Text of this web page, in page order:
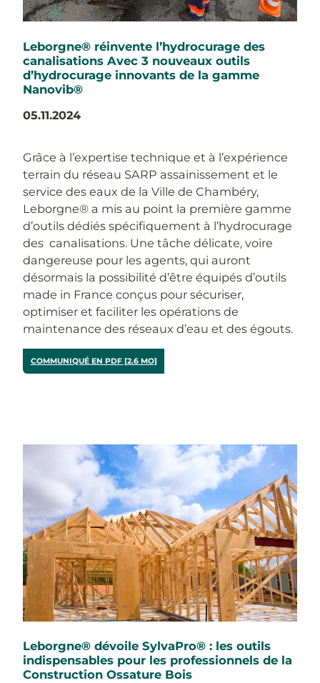
Leborgne® réinvente l’hydrocurage des
canalisations Avec 3 nouveaux outils
d’hydrocurage innovants de la gamme
Nanovib®
05.11.2024
Grâce à l’expertise technique et à l’expérience
terrain du réseau SARP assainissement et le
service des eaux de la Ville de Chambéry,
Leborgne® a mis au point la première gamme
d’outils dédiés spécifiquement à l’hydrocurage
des canalisations. Une tâche délicate, voire
dangereuse pour les agents, qui auront
désormais la possibilité d’être équipés d’outils
made in France conçus pour sécuriser,
optimiser et faciliter les opérations de
maintenance des réseaux d’eau et des égouts.
COMMUNIQUÉ EN PDF [2.6 MO]
Leborgne® dévoile SylvaPro® : les outils
indispensables pour les professionnels de la
Construction Ossature Bois